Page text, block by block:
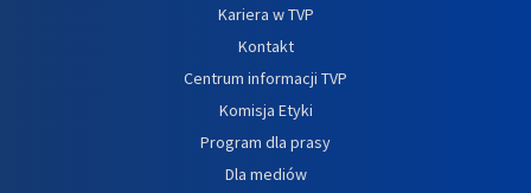
Kariera w TVP
Kontakt
Centrum informacji TVP
Komisja Etyki
Program dla prasy
Dla mediów